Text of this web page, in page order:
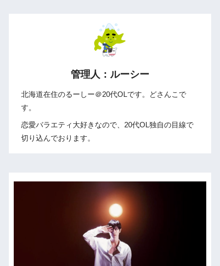
管理人：ルーシー
北海道在住のるーしー＠20代OLです。どさんこで
す。
恋愛バラエティ大好きなので、20代OL独自の目線で
切り込んでおります。